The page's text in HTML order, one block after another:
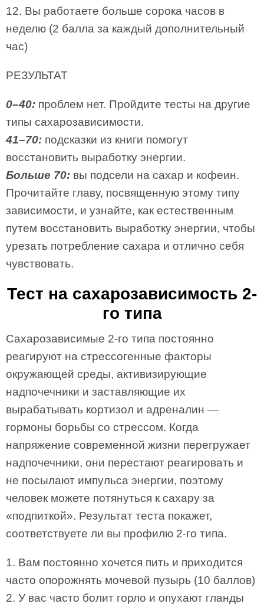
12. Вы работаете больше сорока часов в
неделю (2 балла за каждый дополнительный
час)
РЕЗУЛЬТАТ
0–40: проблем нет. Пройдите тесты на другие
типы сахарозависимости.
41–70: подсказки из книги помогут
восстановить выработку энергии.
Больше 70: вы подсели на сахар и кофеин.
Прочитайте главу, посвященную этому типу
зависимости, и узнайте, как естественным
путем восстановить выработку энергии, чтобы
урезать потребление сахара и отлично себя
чувствовать.
Тест на сахарозависимость 2-
го типа
Сахарозависимые 2-го типа постоянно
реагируют на стрессогенные факторы
окружающей среды, активизирующие
надпочечники и заставляющие их
вырабатывать кортизол и адреналин —
гормоны борьбы со стрессом. Когда
напряжение современной жизни перегружает
надпочечники, они перестают реагировать и
не посылают импульса энергии, поэтому
человек можете потянуться к сахару за
«подпиткой». Результат теста покажет,
соответствуете ли вы профилю 2-го типа.
1. Вам постоянно хочется пить и приходится
часто опорожнять мочевой пузырь (10 баллов)
2. У вас часто болит горло и опухают гланды